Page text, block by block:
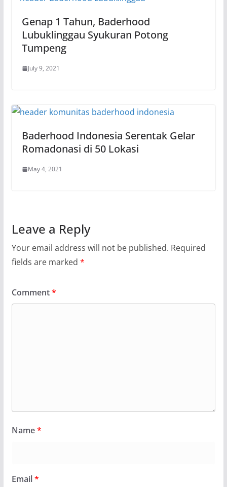
Genap 1 Tahun, Baderhood
Lubuklinggau Syukuran Potong
Tumpeng
July 9, 2021
Baderhood Indonesia Serentak Gelar
Romadonasi di 50 Lokasi
May 4, 2021
Leave a Reply
Your email address will not be published. Required
fields are marked *
Comment*
Name*
Email*